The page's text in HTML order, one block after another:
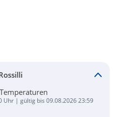
Uhr | gültig bis 09.08.2026 23:59